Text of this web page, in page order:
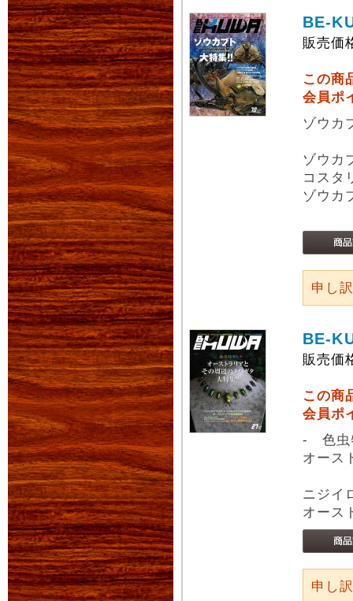
BE-
販売価
この商
会員ポ
ゾウカ
ゾウカ
コスタ
ゾウカ
申し
BE-
販売価
この商
会員ポ
- 色
オース
ニジイ
オース
申し